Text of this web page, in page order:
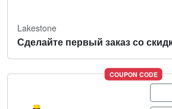
Lakestone
Сделайте первый заказ со
COUPON CODE